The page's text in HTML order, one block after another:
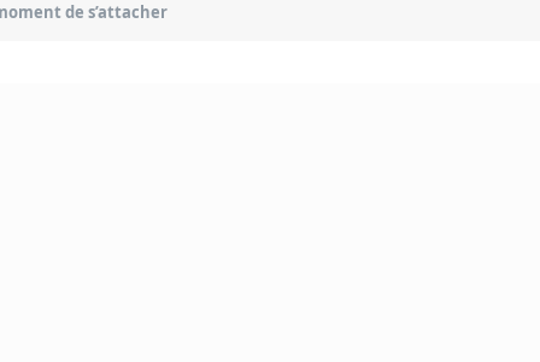
de s’attacher